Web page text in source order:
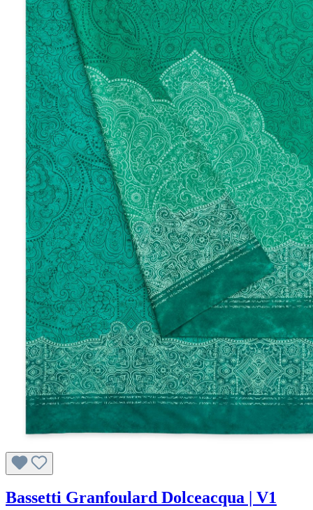
Bassetti Granfoulard Dolceacqua | V1